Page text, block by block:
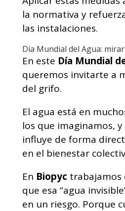
la normativa y
las instalaciones.
Día Mundial del Agua:
En este Día Mundial
queremos invitarte a
del grifo.
El agua está en
los que imaginamos, y
influye de forma
en el bienestar
En Biopyc trabajamos
que esa “agua
en un riesgo. Porque